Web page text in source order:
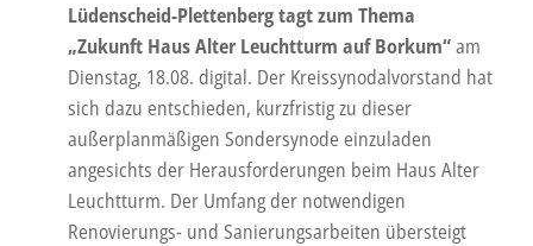
Lüdenscheid-Plettenberg tagt zum Thema
„Zukunft Haus Alter Leuchtturm auf Borkum“am
Dienstag, 18.08. digital. Der Kreissynodalvorstand hat
sich dazu entschieden, kurzfristig zu dieser
außerplanmäßigen Sondersynode einzuladen
angesichts der Herausforderungen beim Haus Alter
Leuchtturm. Der Umfang der notwendigen
Renovierungs- und Sanierungsarbeiten übersteigt